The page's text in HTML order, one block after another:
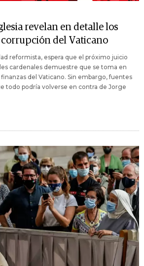
revelan en detalle los
del Vaticano
reformista, espera que el próximo juicio
cardenales demuestre que se toma en
del Vaticano. Sin embargo, fuentes
todo podría volverse en contra de Jorge